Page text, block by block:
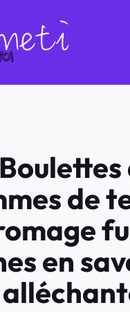
Boulettes
de
en